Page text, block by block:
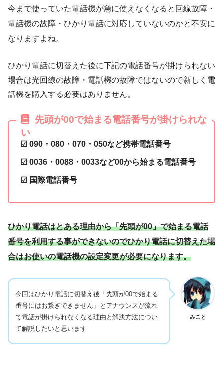
今まで使っていた電話機が急に使えなくなると回線故障・
電話機の故障・ひかり電話に対応していないのかと不安に
なりますよね。
ひかり電話に切替えた後に下記の電話番号が掛けられない
場合は光回線の故障・電話機の故障ではないので新しく電
話機を購入する必要はありません。
先頭が00で始まる電話番号が掛けられな
い
☑ 090・080・070・050など携帯電話番号
☑ 0036・0088・0033など00から始まる電話番号
☑ 国際電話番号
ひかり電話はとある理由から「先頭が00」で始まる電話
番号を利用する事ができないのでひかり電話に切替えた場
合はお使いの電話機の設定変更が必要になります。
みこと
今回はひかり電話に切替え後「先頭が00で始まる
番号にはお繋ぎできません」とアナウンスが流れ
て電話が掛けられなくなる理由と解決方法につい
て解説したいと思います